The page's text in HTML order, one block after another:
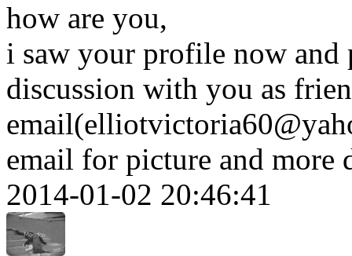
how are you,
i saw your profile now and
discussion with you as
email for picture and more
2014-01-02 20:46:41